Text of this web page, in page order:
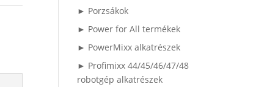
► Porzsákok
► Power for All termékek
► PowerMixx alkatrészek
► Profimixx 44/45/46/47/48
robotgép alkatrészek